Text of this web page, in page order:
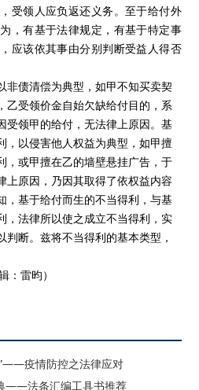
受领人应负返还义务。至于给付外
，有基于法律规定，有基于特定事
应该依其事由分别判断受益人得否
非债清偿为典型，如甲不知买卖契
乙受领价金自始欠缺给付目的，系
受领甲的给付，无法律上原因。基
，以侵害他人权益为典型，如甲擅
，或甲擅在乙的墙壁悬挂广告，于
上原因，乃因其取得了依权益内容
，基于给付而生的不当得利，与基
，法律所以使之成立不当得利，实
断。兹将不当得利的基本类型，
：雷昀）
疫情防控之法律应对
——法条汇编工具书推荐